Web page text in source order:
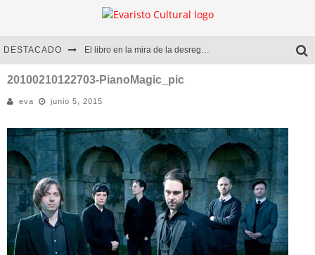
DESTACADO El libro en la mira de la desregulación
Marcelo Rubio | El llovedor
Diego Meret | Hotel Acapulco
Alejandra Correa | La nieve
20100210122703-PianoMagic_pic
eva junio 5, 2015